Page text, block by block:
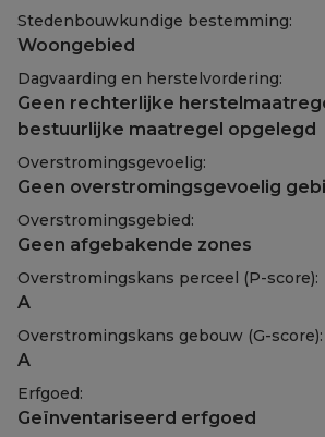
Stedenbouwkundige bestemming:
Woongebied
Dagvaarding en herstelvordering:
Geen rechterlijke
bestuurlijke maatregel opgelegd
Overstromingsgevoelig:
Geen overstromingsgevoelig
Overstromingsgebied:
Geen afgebakende zones
Overstromingskans perceel (P-score):
A
Overstromingskans gebouw (G-score):
A
Erfgoed:
Geïnventariseerd erfgoed